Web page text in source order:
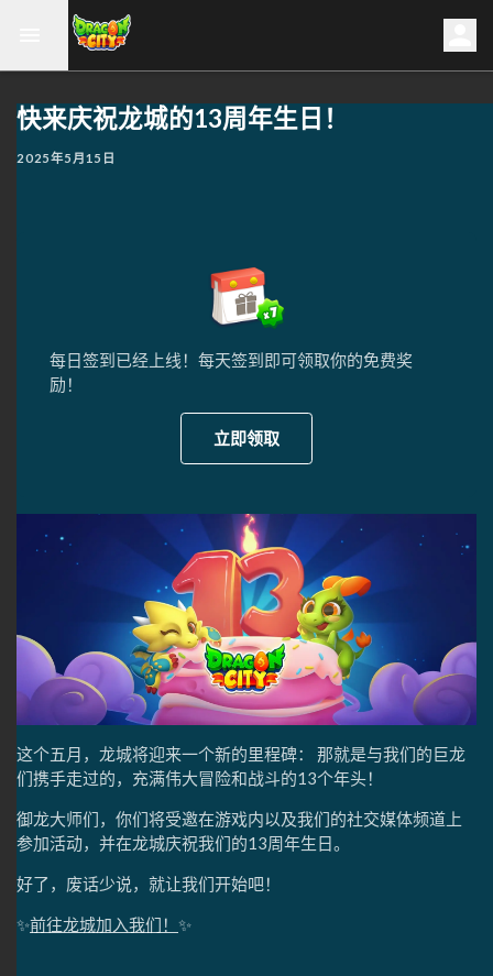
快来庆祝龙城的13周年生日！
2025年5月15日
每日签到已经上线！每天签到即可领取你的免费奖
励！
立即领取
这个五月，龙城将迎来一个新的里程碑： 那就是与我们的巨龙
们携手走过的，充满伟大冒险和战斗的13个年头！
御龙大师们，你们将受邀在游戏内以及我们的社交媒体频道上
参加活动，并在龙城庆祝我们的13周年生日。
好了，废话少说，就让我们开始吧！
✨前往龙城加入我们！ ✨